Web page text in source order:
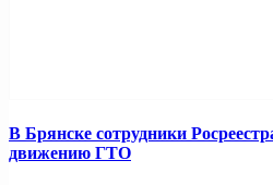
В Брянске сотрудники
движению ГТО